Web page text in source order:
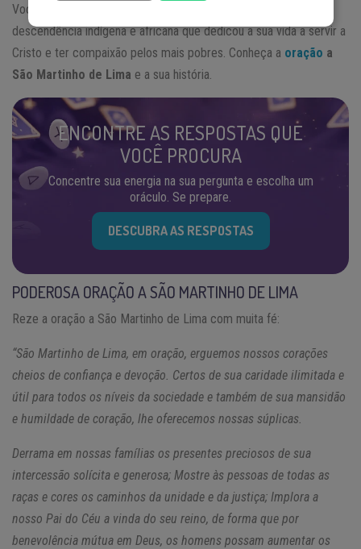
Você já ouviu falar de São Martinho de Lima? Foi um santo de
descendência indígena e africana que dedicou a sua vida a servir a
Cristo e ter compaixão pelos mais pobres. Conheça a oração a
São Martinho de Lima e a sua história.
ENCONTRE AS RESPOSTAS QUE
VOCÊ PROCURA
Concentre sua energia na sua pergunta e escolha um
oráculo. Se prepare.
DESCUBRA AS RESPOSTAS
PODEROSA ORAÇÃO A SÃO MARTINHO DE LIMA
Reze a oração a São Martinho de Lima com muita fé:
“São Martinho de Lima, em oração, erguemos nossos corações
cheios de confiança e devoção. Certos de sua caridade ilimitada e
útil para todos os níveis da sociedade e também de sua mansidão
e humildade de coração, lhe oferecemos nossas súplicas.
Derrama em nossas famílias os presentes preciosos de sua
intercessão solícita e generosa; Mostre às pessoas de todas as
raças e cores os caminhos da unidade e da justiça; Implora a
nosso Pai do Céu a vinda do seu reino, de forma que por
benevolência mútua em Deus, os homens possam aumentar os